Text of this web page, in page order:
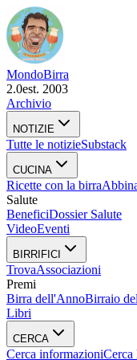
MondoBirra
2.0est. 2003
Archivio
NOTIZIE
Tutte le notizieSubstack
CUCINA
Ricette con la birra
Salute
BeneficiDossier Salute
VideoEventi
BIRRIFICI
TrovaAssociazioni
Premi
Birra dell'AnnoBirraio
Libri
CERCA
Cerca informazioniCerca